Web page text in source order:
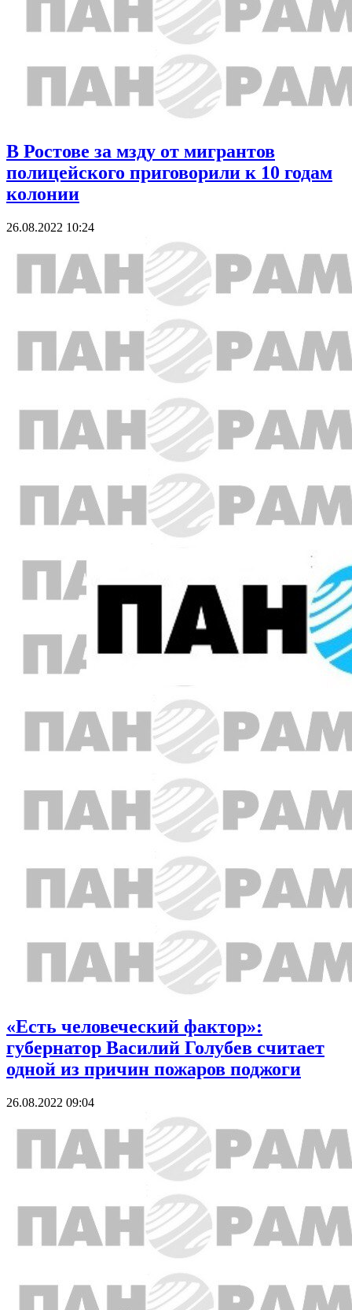
В Ростове за мзду от мигрантов
полицейского приговорили к 10 годам
колонии
26.08.2022 10:24
«Есть человеческий фактор»:
губернатор Василий Голубев считает
одной из причин пожаров поджоги
26.08.2022 09:04